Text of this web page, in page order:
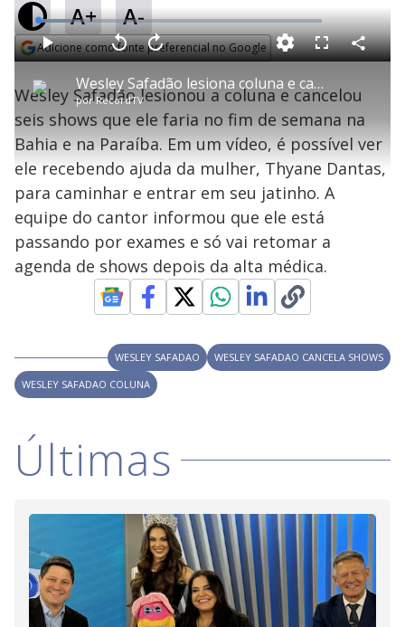
A+ A-
Adicione como fonte preferencial no Google
P
l
a
y
V
i
e
o
Wesley Safadão lesiona coluna e cancela seis shows
porRecordTV
P V
t
a
r
0
e
g
n
d
s
A
n
ç
a
1
s
e
u
n
o
s
M
u
L
o
a
d
e
1
.
7
8
F
l
s
c
e
n
C
o
a
r
i
l
a
Wesley Safadão lesionou a coluna e cancelou
seis shows que ele faria no fim de semana na
Bahia e na Paraíba. Em um vídeo, é possível ver
ele recebendo ajuda da mulher, Thyane Dantas,
para caminhar e entrar em seu jatinho. A
equipe do cantor informou que ele está
passando por exames e só vai retomar a
agenda de shows depois da alta médica.
WESLEY SAFADAO
WESLEY SAFADAO CANCELA SHOWS
WESLEY SAFADAO COLUNA
Últimas